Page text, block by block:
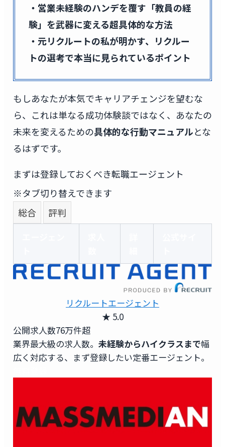
・営業未経験のハンデを覆す「教員の経
験」を武器に変える超具体的な方法
・元リクルートの私が明かす、リクルー
トの選考で本当に見られているポイント
もしあなたが本気でキャリアチェンジを望むな
ら、これは単なる成功体験談ではなく、あなたの
未来を変えるための具体的な行動マニュアルとな
るはずです。
まずは登録しておくべき転職エージェント
※タブ切り替えできます
総合
評判
リクルートエージェント
★ 5.0
公開求人数76万件超
業界最大級の求人数。 未経験からハイクラスまで幅
広く対応する、まず登録したい定番エージェント。